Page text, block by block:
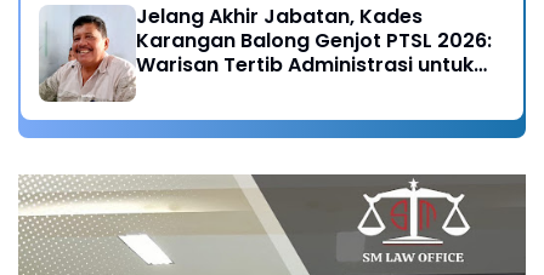
Jelang Akhir Jabatan, Kades
Karangan Balong Genjot PTSL 2026:
Warisan Tertib Administrasi untuk